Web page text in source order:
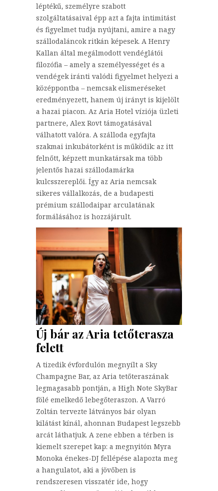
léptékű, személyre szabott
szolgáltatásaival épp azt a fajta intimitást
és figyelmet tudja nyújtani, amire a nagy
szállodaláncok ritkán képesek. A Henry
Kallan által megálmodott vendéglátói
filozófia – amely a személyességet és a
vendégek iránti valódi figyelmet helyezi a
középpontba – nemcsak elismeréseket
eredményezett, hanem új irányt is kijelölt
a hazai piacon. Az Aria Hotel víziója üzleti
partnere, Alex Rovt támogatásával
válhatott valóra. A szálloda egyfajta
szakmai inkubátorként is működik: az itt
felnőtt, képzett munkatársak ma több
jelentős hazai szállodamárka
kulcsszereplői. Így az Aria nemcsak
sikeres vállalkozás, de a budapesti
prémium szállodaipar arculatának
formálásához is hozzájárult.
Új bár az Aria tetőterasza
felett
A tizedik évfordulón megnyílt a Sky
Champagne Bar, az Aria tetőteraszának
legmagasabb pontján, a High Note SkyBar
fölé emelkedő lebegőteraszon. A Varró
Zoltán tervezte látványos bár olyan
kilátást kínál, ahonnan Budapest legszebb
arcát láthatjuk. A zene ebben a térben is
kiemelt szerepet kap: a megnyitón Myra
Monoka énekes-DJ fellépése alapozta meg
a hangulatot, aki a jövőben is
rendszeresen visszatér ide, hogy